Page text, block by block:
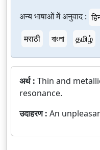
अन्य भाषाओं में अनुवाद :
मराठी
বাংলা தமிழ்
अर्थ : Thin and
resonance.
उदाहरण : An